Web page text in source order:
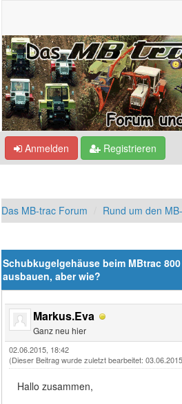
Anmelden Registrieren
Das MB-trac Forum Rund um den
Schubkugelgehäuse beim MBtrac 800
ausbauen, aber wie?
Markus.Eva
Ganz neu hier
02.06.2015, 18:42
(Dieser Beitrag wurde zuletzt bearbeitet:
Hallo zusammen,